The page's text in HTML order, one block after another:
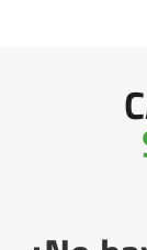
FAN